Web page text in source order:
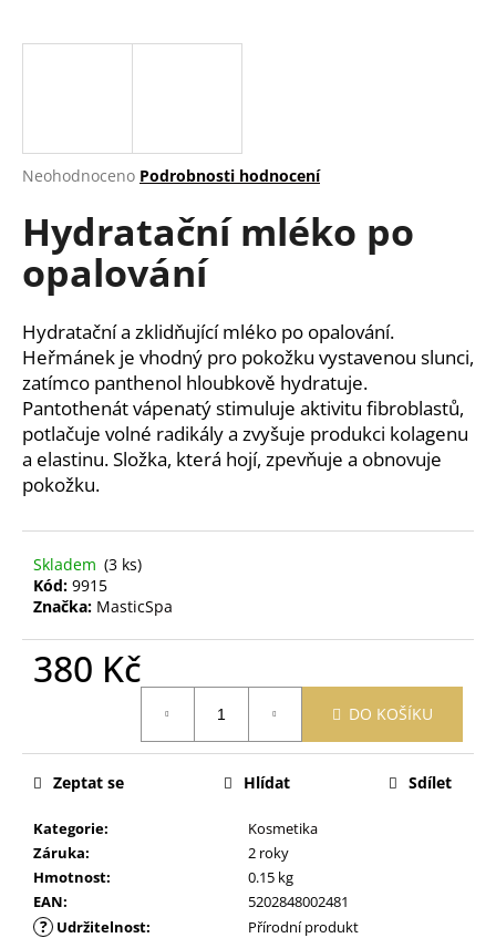
Průměrné
produktu
je
z
hvězdiček.
Neohodnoceno Podrobnosti hodnocení
Hydratační mléko po
opalování
Hydratační a zklidňující mléko po opalování.
Heřmánek je vhodný pro pokožku vystavenou slunci,
zatímco panthenol hloubkově hydratuje.
Pantothenát vápenatý stimuluje aktivitu fibroblastů,
potlačuje volné radikály a zvyšuje produkci kolagenu
a elastinu. Složka, která hojí, zpevňuje a obnovuje
pokožku.
Skladem (3 ks)
Kód: 9915
Značka: MasticSpa
380 Kč
DO KOŠÍKU
Kategorie:
Kosmetika
Záruka:
2 roky
Hmotnost:
0.15 kg
EAN: 5202848002481
? Udržitelnost: Přírodní produkt
Zeptat se Hlídat Sdílet
j
?
HLEDAT
D
o
p
o
r
u
č
u
e
m
e
HYDRATAČNÍ
OBLIČEJ
PROTI
PIGMENTOVÝM
SKVRNÁM
SPF50+
435
Kč